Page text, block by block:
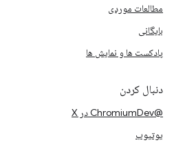
مطالعات موردی
بایگانی
پادکست ها و نمایش ها
دنبال کردن
@ChromiumDev در X
یوتیوب